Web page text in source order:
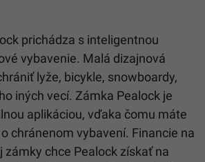
prichádza s inteligentnou
vybavenie. Malá dizajnová
lyže, bicykle, snowboardy,
iných vecí. Zámka Pealock je
aplikáciou, vďaka čomu máte
chránenom vybavení. Financie na
zámky chce Pealock získať na